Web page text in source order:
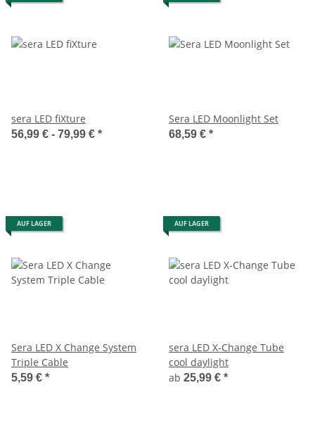
sera LED fiXture
56,99 € - 79,99 € *
Sera LED Moonlight Set
68,59 € *
AUF LAGER
Sera LED X Change System
Triple Cable
5,59 € *
AUF LAGER
sera LED X-Change Tube
cool daylight
ab 25,99 € *